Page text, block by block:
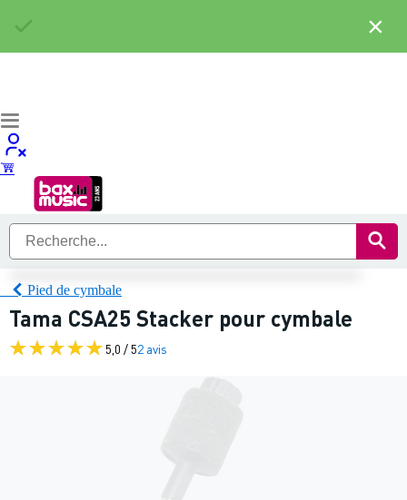
Pied de cymbale
Tama CSA25 Stacker pour cymbale
5,0 / 52 avis
×